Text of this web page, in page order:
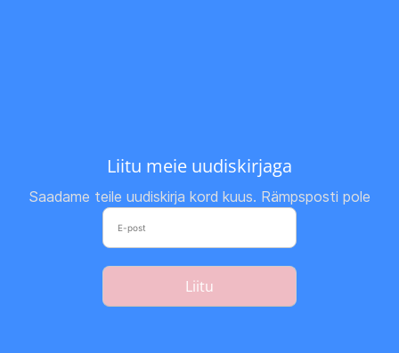
Liitu meie uudiskirjaga
Saadame teile uudiskirja kord kuus. Rämpsposti pole
Liitu